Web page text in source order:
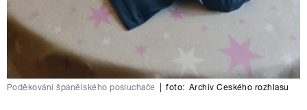
Poděkování španělského posluchače foto: Archiv Českého rozhlasu